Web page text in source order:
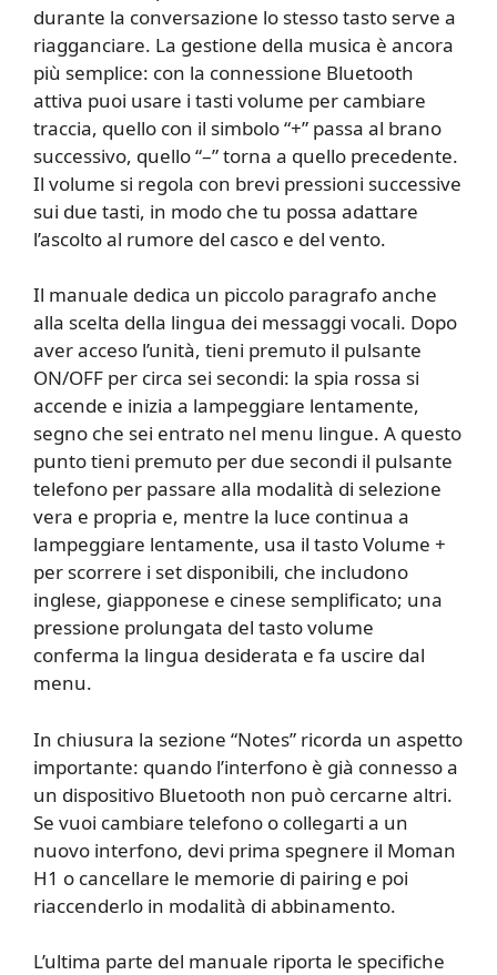
durante la conversazione lo stesso tasto serve a
riagganciare. La gestione della musica è ancora
più semplice: con la connessione Bluetooth
attiva puoi usare i tasti volume per cambiare
traccia, quello con il simbolo “+” passa al brano
successivo, quello “–” torna a quello precedente.
Il volume si regola con brevi pressioni successive
sui due tasti, in modo che tu possa adattare
l’ascolto al rumore del casco e del vento.
Il manuale dedica un piccolo paragrafo anche
alla scelta della lingua dei messaggi vocali. Dopo
aver acceso l’unità, tieni premuto il pulsante
ON/OFF per circa sei secondi: la spia rossa si
accende e inizia a lampeggiare lentamente,
segno che sei entrato nel menu lingue. A questo
punto tieni premuto per due secondi il pulsante
telefono per passare alla modalità di selezione
vera e propria e, mentre la luce continua a
lampeggiare lentamente, usa il tasto Volume +
per scorrere i set disponibili, che includono
inglese, giapponese e cinese semplificato; una
pressione prolungata del tasto volume
conferma la lingua desiderata e fa uscire dal
menu.
In chiusura la sezione “Notes” ricorda un aspetto
importante: quando l’interfono è già connesso a
un dispositivo Bluetooth non può cercarne altri.
Se vuoi cambiare telefono o collegarti a un
nuovo interfono, devi prima spegnere il Moman
H1 o cancellare le memorie di pairing e poi
riaccenderlo in modalità di abbinamento.
L’ultima parte del manuale riporta le specifiche